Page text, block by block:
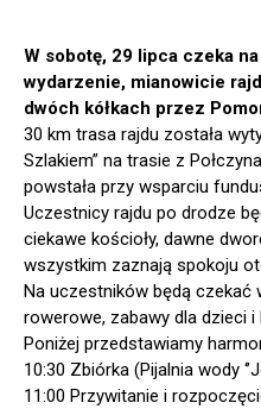
W sobotę, 29 lipca czeka
wydarzenie, mianowicie
dwóch kółkach przez
30 km trasa rajdu została
Szlakiem” na trasie z
powstała przy wsparciu
Uczestnicy rajdu po drodze
ciekawe kościoły, dawne
wszystkim zaznają spokoju
Na uczestników będą czekać
rowerowe, zabawy dla dzieci
Poniżej przedstawiamy
10:30 Zbiórka (Pijalnia wody
11:00 Przywitanie i